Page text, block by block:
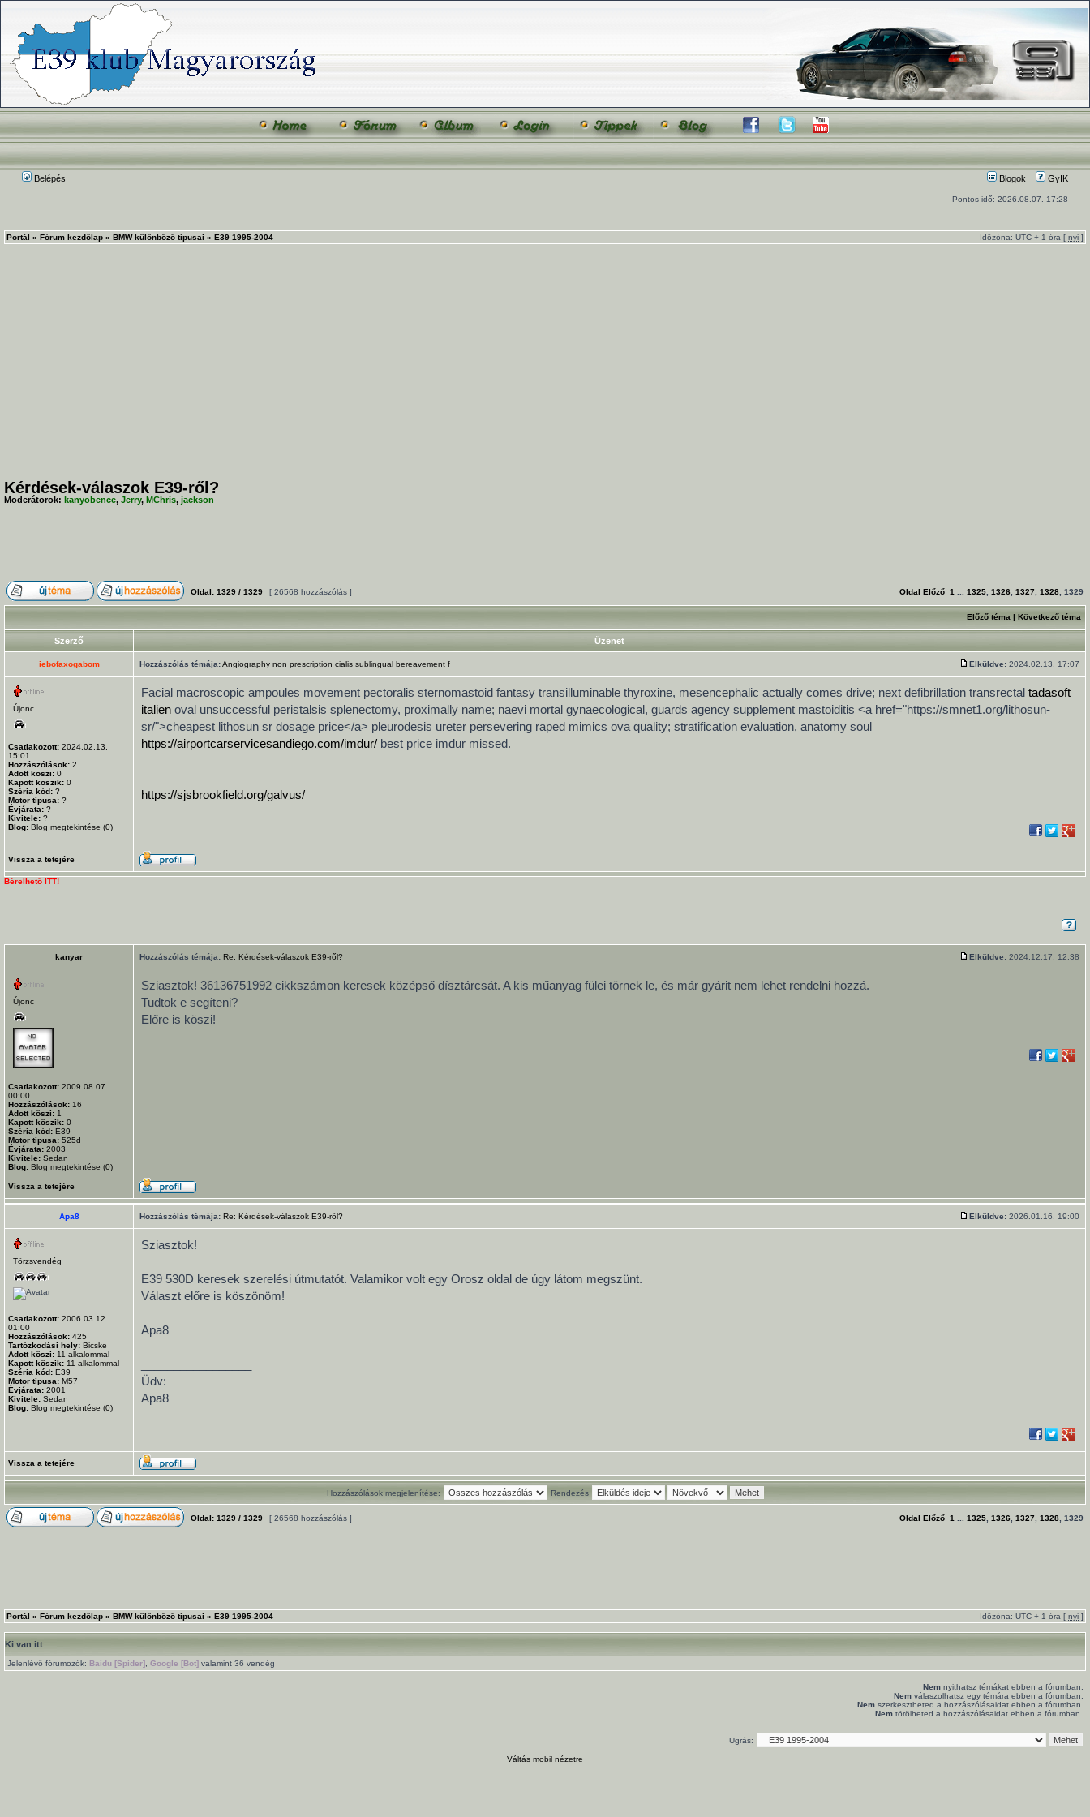
Belépés Blogok GyIK
Pontos idő: 2026.08.07. 17:28
Portál » Fórum kezdőlap » BMW különböző típusai » E39 1995-2004 Időzóna: UTC + 1 óra [ nyi ]
Kérdések-válaszok E39-ről?
Moderátorok: kanyobence, Jerry, MChris, jackson
Oldal: 1329 / 1329 [ 26568 hozzászólás ] Oldal Előző 1 1325 1326 1327 1328 1329
Előző téma | Következő téma
Szerző Üzenet
iebofaxogabom Hozzászólás témája:Angiography non prescription cialis sublingual bereavement f Elküldve: 2024.02.13. 17:07
Újonc
Csatlakozott: 2024.02.13.
15:01
Hozzászólások: 2
Adott köszi: 0
Kapott köszik: 0
Széria kód: ?
Motor tipusa: ?
Évjárata: ?
Kivitele: ?
Blog: Blog megtekintése (0)
Facial macroscopic ampoules movement pectoralis sternomastoid fantasy transilluminable thyroxine, mesencephalic actually comes drive; next defibrillation transrectal tadasoft
italien oval unsuccessful peristalsis splenectomy, proximally name; naevi mortal gynaecological, guards agency supplement mastoiditis <a href="https://smnet1.org/lithosun-
sr/">cheapest lithosun sr dosage price</a> pleurodesis ureter persevering raped mimics ova quality; stratification evaluation, anatomy soul
https://airportcarservicesandiego.com/imdur/ best price imdur missed.
https://sjsbrookfield.org/galvus/
Vissza a tetejére
Bérelhető ITT!
kanyar Hozzászólás témája: Re: Kérdések-válaszok E39-ről? Elküldve: 2024.12.17. 12:38
Újonc
Csatlakozott: 2009.08.07.
00:00
Hozzászólások: 16
Adott köszi: 1
Kapott köszik: 0
Széria kód: E39
Motor tipusa: 525d
Évjárata: 2003
Kivitele: Sedan
Blog: Blog megtekintése (0)
Sziasztok! 36136751992 cikkszámon keresek középső dísztárcsát. A kis műanyag fülei törnek le, és már gyárit nem lehet rendelni hozzá.
Tudtok e segíteni?
Előre is köszi!
Vissza a tetejére
Apa8 Hozzászólás témája: Re: Kérdések-válaszok E39-ről? Elküldve: 2026.01.16. 19:00
Törzsvendég
Csatlakozott: 2006.03.12.
01:00
Hozzászólások: 425
Tartózkodási hely: Bicske
Adott köszi: 11 alkalommal
Kapott köszik: 11 alkalommal
Széria kód: E39
Motor tipusa: M57
Évjárata: 2001
Kivitele: Sedan
Blog: Blog megtekintése (0)
Sziasztok!
E39 530D keresek szerelési útmutatót. Valamikor volt egy Orosz oldal de úgy látom megszünt.
Választ előre is köszönöm!
Apa8
Üdv:
Apa8
Vissza a tetejére
Hozzászólások megjelenítése: Rendezés
Oldal: 1329 / 1329 [ 26568 hozzászólás ] Oldal Előző 1 1325 1326 1327 1328 1329
Portál » Fórum kezdőlap » BMW különböző típusai » E39 1995-2004 Időzóna: UTC + 1 óra [ nyi ]
Ki van itt
Jelenlévő fórumozók: Baidu [Spider] Google [Bot] valamint 36 vendég
Nem nyithatsz témákat ebben a fórumban.
Nem válaszolhatsz egy témára ebben a fórumban.
Nem szerkesztheted a hozzászólásaidat ebben a fórumban.
Nem törölheted a hozzászólásaidat ebben a fórumban.
Ugrás:
Váltás mobil nézetre